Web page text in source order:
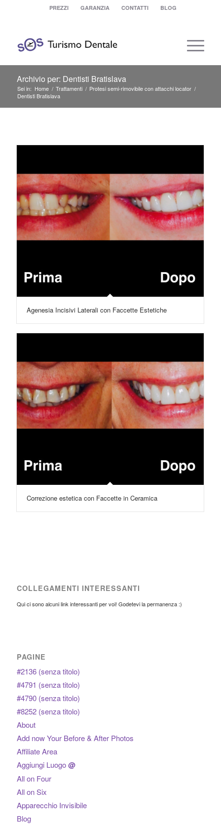
PREZZI GARANZIA CONTATTI BLOG
Archivio per: Dentisti Bratislava
Sei in: Home / Trattamenti / Protesi semi-rimovibile con attacchi locator /
Dentisti Bratislava
Agenesia Incisivi Laterali con Faccette Estetiche
Correzione estetica con Faccette in Ceramica
COLLEGAMENTI INTERESSANTI
Qui ci sono alcuni link interessanti per voi! Godetevi la permanenza :)
PAGINE
#2136 (senza titolo)
#4791 (senza titolo)
#4790 (senza titolo)
#8252 (senza titolo)
About
Add now Your Before & After Photos
Affiliate Area
Aggiungi Luogo@
All on Four
All on Six
Apparecchio Invisibile
Blog